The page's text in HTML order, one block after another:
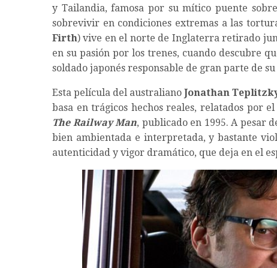
y Tailandia, famosa por su mítico puente
sobrevivir en condiciones extremas a las
Firth) vive en el norte de Inglaterra retirado
en su pasión por los trenes, cuando descubre
soldado japonés responsable de gran parte de
Esta película del australiano Jonathan
basa en trágicos hechos reales, relatados por
The Railway Man, publicado en 1995. A pesar
bien ambientada e interpretada, y bastante
autenticidad y vigor dramático, que deja en el